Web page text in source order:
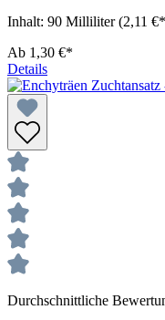
Inhalt: 90 Milliliter(2,11
Ab 1,30 €*
Details
Durchschnittliche